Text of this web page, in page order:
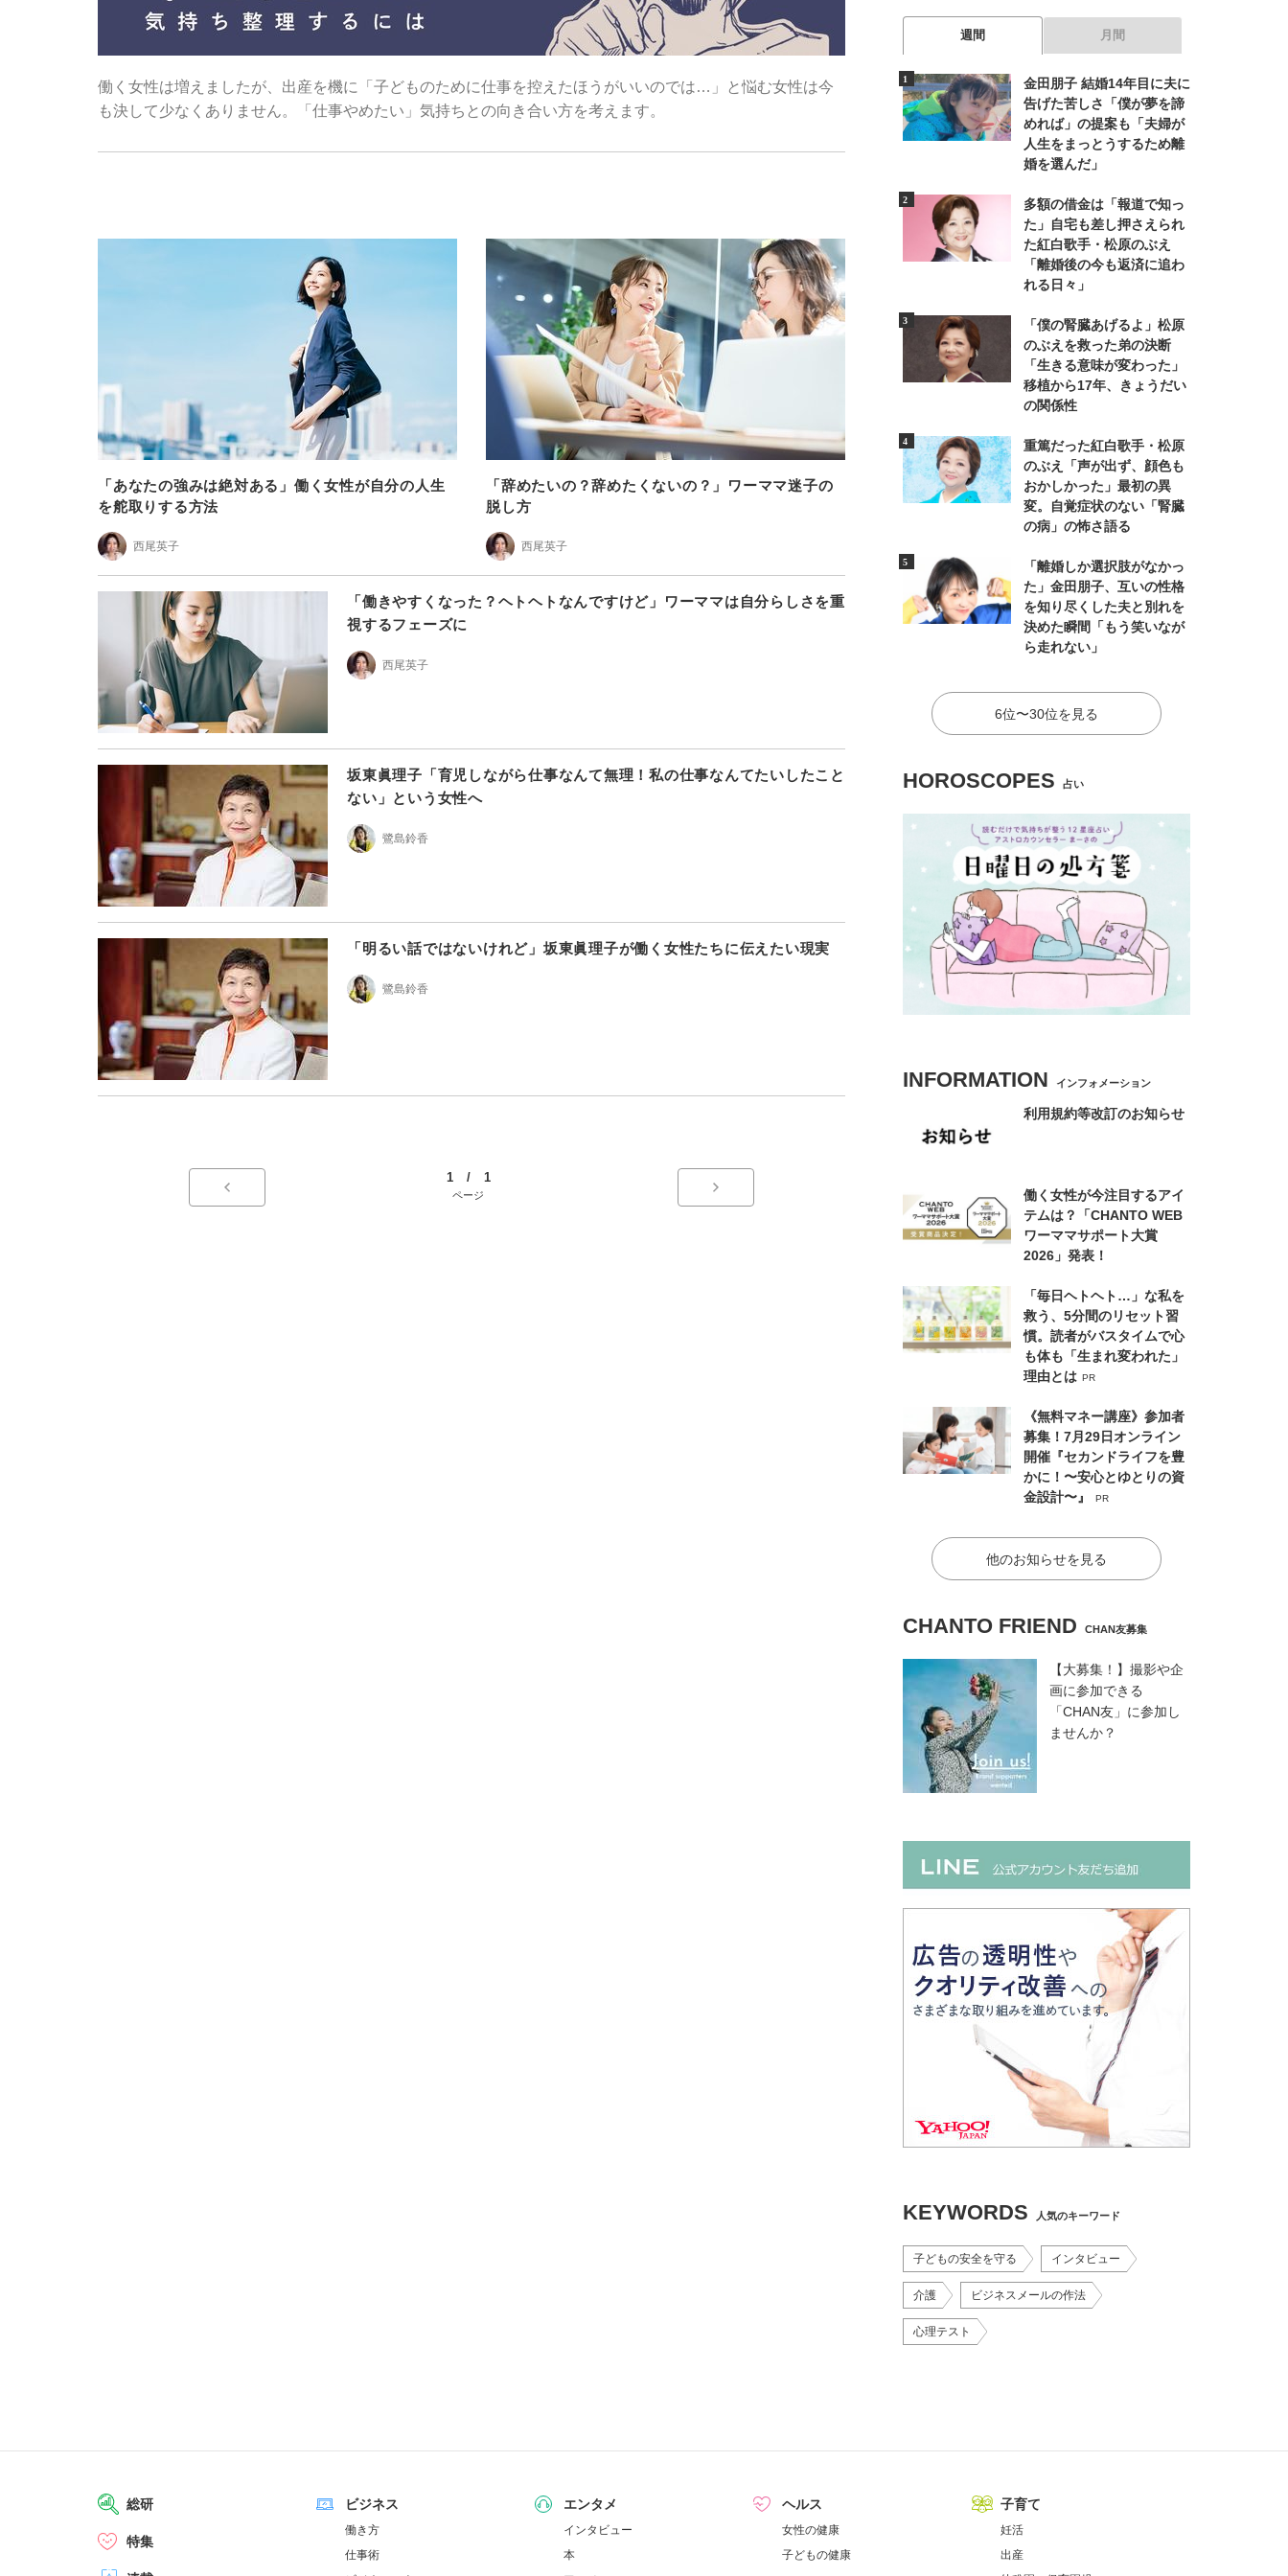
働く女性は増えましたが、出産を機に「子どものために仕事を控えたほうがいいのでは…」と悩む女性は今
も決して少なくありません。「仕事やめたい」気持ちとの向き合い方を考えます。
「あなたの強みは絶対ある」働く女性が自分の人生
を舵取りする方法
西尾英子
「辞めたいの？辞めたくないの？」ワーママ迷子の
脱し方
西尾英子
「働きやすくなった？ヘトヘトなんですけど」ワーママは自分らしさを重
視するフェーズに
西尾英子
坂東眞理子「育児しながら仕事なんて無理！私の仕事なんてたいしたこと
ない」という女性へ
鷺島鈴香
「明るい話ではないけれど」坂東眞理子が働く女性たちに伝えたい現実
鷺島鈴香
1 / 1
ページ
週間 月間
金田朋子 結婚14年目に夫に
告げた苦しさ「僕が夢を諦
めれば」の提案も「夫婦が
人生をまっとうするため離
婚を選んだ」
多額の借金は「報道で知っ
た」自宅も差し押さえられ
た紅白歌手・松原のぶえ
「離婚後の今も返済に追わ
れる日々」
「僕の腎臓あげるよ」松原
のぶえを救った弟の決断
「生きる意味が変わった」
移植から17年、きょうだい
の関係性
重篤だった紅白歌手・松原
のぶえ「声が出ず、顔色も
おかしかった」最初の異
変。自覚症状のない「腎臓
の病」の怖さ語る
「離婚しか選択肢がなかっ
た」金田朋子、互いの性格
を知り尽くした夫と別れを
決めた瞬間「もう笑いなが
ら走れない」
6位〜30位を見る
HOROSCOPES 占い
INFORMATION インフォメーション
利用規約等改訂のお知らせ
働く女性が今注目するアイ
テムは？「CHANTO WEB
ワーママサポート大賞
2026」発表！
「毎日ヘトヘト…」な私を
救う、5分間のリセット習
慣。読者がバスタイムで心
も体も「生まれ変われた」
理由とは PR
《無料マネー講座》参加者
募集！7月29日オンライン
開催『セカンドライフを豊
かに！〜安心とゆとりの資
金設計〜』
PR
他のお知らせを見る
CHANTO FRIEND CHAN友募集
【大募集！】撮影や企
画に参加できる
「CHAN友」に参加し
ませんか？
KEYWORDS 人気のキーワード
子どもの安全を守る インタビュー
介護 ビジネスメールの作法
心理テスト
総研
特集
ビジネス
働き方
仕事術
エンタメ
インタビュー
本
ヘルス
女性の健康
子どもの健康
子育て
妊活
出産